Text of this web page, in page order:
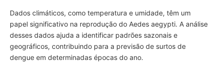
Dados climáticos, como temperatura e umidade, têm um
papel significativo na reprodução do Aedes aegypti. A análise
desses dados ajuda a identificar padrões sazonais e
geográficos, contribuindo para a previsão de surtos de
dengue em determinadas épocas do ano.